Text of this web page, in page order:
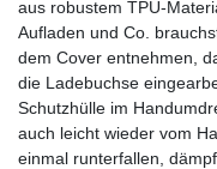
aus robustem TPU-
Aufladen und Co.
dem Cover entnehmen,
die Ladebuchse
Schutzhülle im
auch leicht wieder vom
einmal runterfallen,